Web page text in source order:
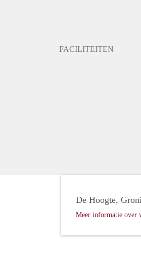
FACILITEITEN
De Hoogte,
Meer informatie over